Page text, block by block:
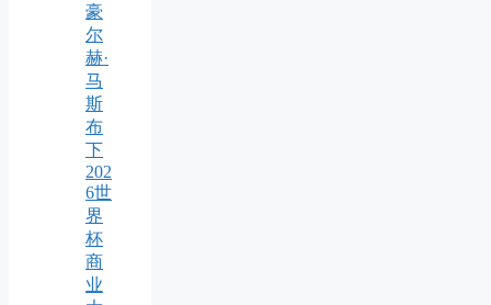
豪
尔
赫·
马
斯
布
下
202
6世
界
杯
商
业